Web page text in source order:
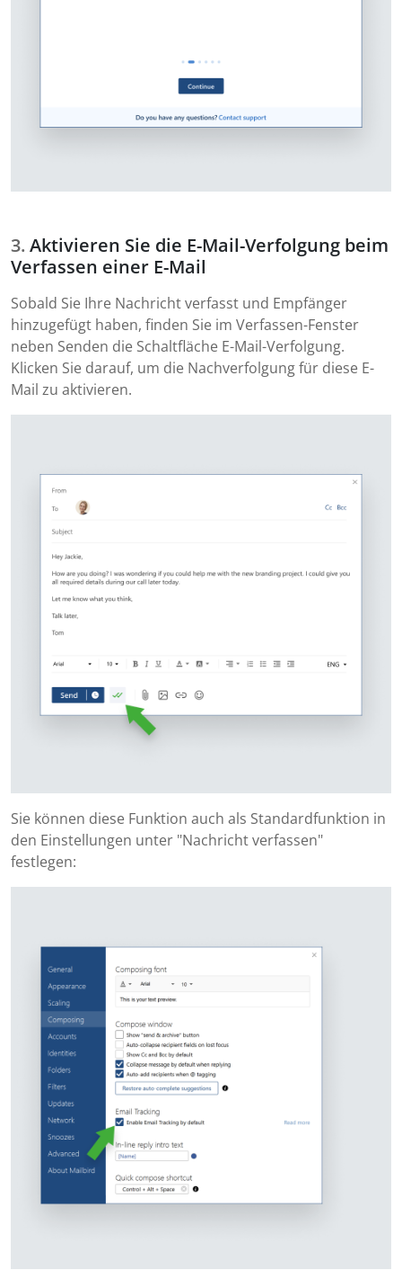
Aktivieren Sie die E-Mail-Verfolgung beim
Verfassen einer E-Mail
Sobald Sie Ihre Nachricht verfasst und Empfänger
hinzugefügt haben, finden Sie im Verfassen-Fenster
neben Senden die Schaltfläche E-Mail-Verfolgung.
Klicken Sie darauf, um die Nachverfolgung für diese E-
Mail zu aktivieren.
Sie können diese Funktion auch als Standardfunktion in
den Einstellungen unter "Nachricht verfassen"
festlegen: